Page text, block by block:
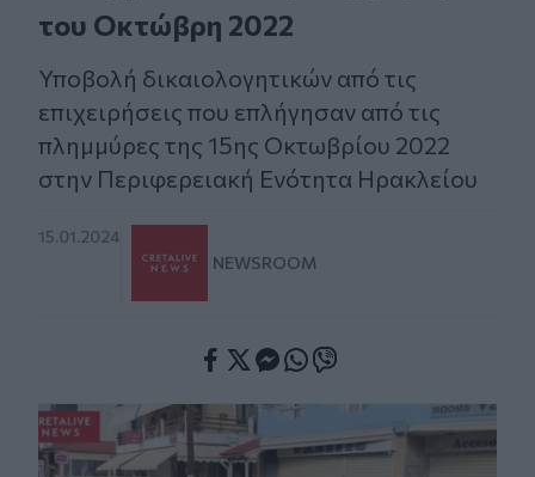
του Οκτώβρη 2022
Υποβολή δικαιολογητικών από τις
επιχειρήσεις που επλήγησαν από τις
πλημμύρες της 15ης Οκτωβρίου 2022
στην Περιφερειακή Ενότητα Ηρακλείου
15.01.2024
NEWSROOM